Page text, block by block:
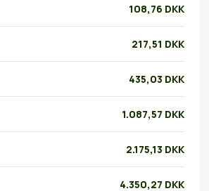
108,76 DKK
217,51 DKK
435,03 DKK
1.087,57 DKK
2.175,13 DKK
4.350,27 DKK